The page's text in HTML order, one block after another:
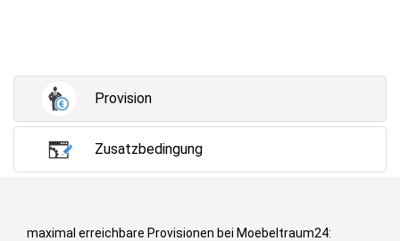
Provision
Zusatzbedingung
maximal erreichbare Provisionen bei Moebeltraum24: